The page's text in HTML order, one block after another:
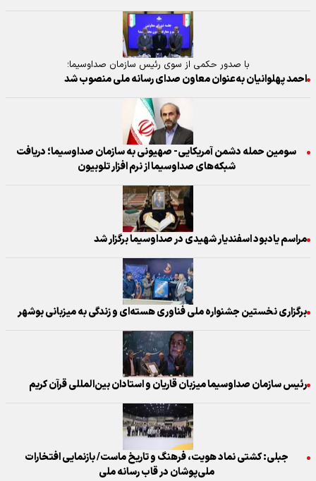
با صدور حکمی از سوی رئیس سازمان صداوسیما؛
احمد پهلوانیان به‌عنوان معاون صدای رسانه ملی منصوب شد
سومین حمله دشمن آمریکایی- صهیونی به سازمان صداوسیما؛ دریافت
شبکه‌های صداوسیما از نرم افزار تلوبیون
مراسم یادبود اسفندیار شهیدی در صداوسیما برگزار شد
برگزاری نخستین جشنواره ملی فناوری هسته‌ای و زندگی به میزبانی بوشهر
رئیس سازمان صداوسیما میزبان قاریان و استادان بین‌المللی قرآن کریم
جبلی: کشتی نماد هویت، فرهنگ و تاریخ ماست/ بازنمایی افتخارات
ملی‌پوشان در قاب رسانه ملی